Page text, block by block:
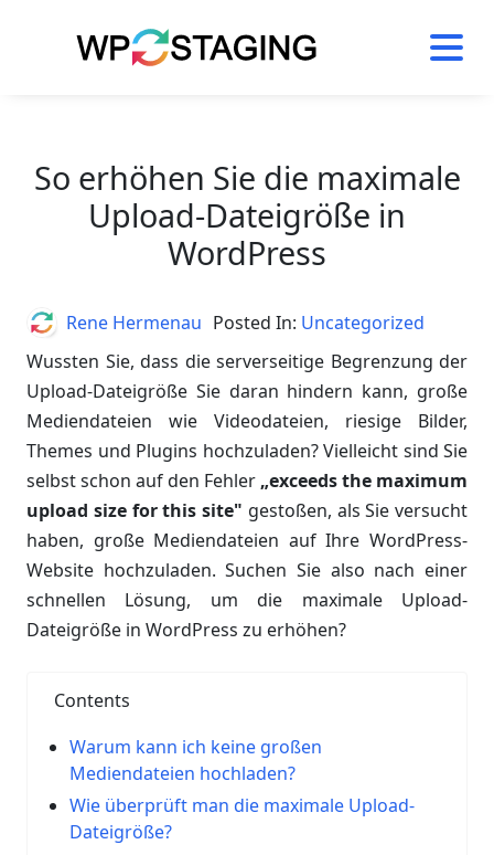
So erhöhen Sie die maximale
Upload-Dateigröße in
WordPress
Wussten Sie, dass die serverseitige Begrenzung der
Upload-Dateigröße Sie daran hindern kann, große
Mediendateien wie Videodateien, riesige Bilder,
Themes und Plugins hochzuladen? Vielleicht sind Sie
selbst schon auf den Fehler „exceeds the maximum
upload size for this site" gestoßen, als Sie versucht
haben, große Mediendateien auf Ihre WordPress-
Website hochzuladen. Suchen Sie also nach einer
schnellen Lösung, um die maximale Upload-
Dateigröße in WordPress zu erhöhen?
Contents
Warum kann ich keine großen
Mediendateien hochladen?
Wie überprüft man die maximale Upload-
Dateigröße?
AuthorRene Hermenau Posted In: Uncategorized